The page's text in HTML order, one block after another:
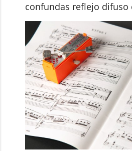
confundas reflejo difuso